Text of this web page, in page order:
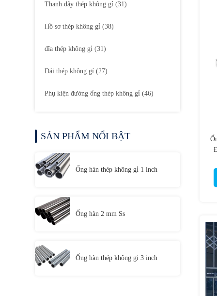
Thanh dây thép không gỉ (31)
Hồ sơ thép không gỉ (38)
đĩa thép không gỉ (31)
Dải thép không gỉ (27)
Phụ kiện đường ống thép không gỉ (46)
SẢN PHẨM NỔI BẬT
Ống hàn thép không gỉ 1 inch
Ống hàn 2 mm Ss
Ống hàn thép không gỉ 3 inch